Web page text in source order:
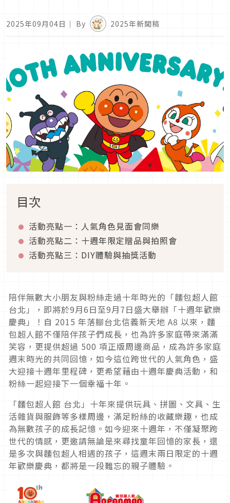
2025年09月04日 ｜ By 2025年新聞稿
目次
活動亮點一：人氣角色見面會同樂
活動亮點二：十週年限定贈品與拍照會
活動亮點三：DIY體驗與抽獎活動
陪伴無數大小朋友與粉絲走過十年時光的「麵包超人館
台北」，即將於9月6日至9月7日盛大舉辦「十週年歡樂
慶典」！自 2015 年落腳台北信義新天地 A8 以來，麵
包超人館不僅陪伴孩子們成長，也為許多家庭帶來滿滿
笑容，更提供超過 500 項正版周邊商品，成為許多家庭
週末時光的共同回憶，如今這位跨世代的人氣角色，盛
大迎接十週年里程碑，更希望藉由十週年慶典活動，和
粉絲一起迎接下一個幸福十年。
「麵包超人館 台北」十年來提供玩具、拼圖、文具、生
活雜貨與服飾等多樣周邊，滿足粉絲的收藏樂趣，也成
為無數孩子的成長記憶。如今迎來十週年，不僅凝聚跨
世代的情感，更邀請無論是來尋找童年回憶的家長，還
是多次與麵包超人相遇的孩子，這週末兩日限定的十週
年歡樂慶典，都將是一段難忘的親子體驗。